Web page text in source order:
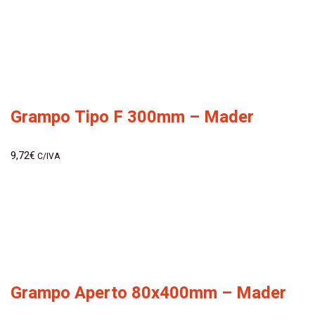
Grampo Tipo F 300mm – Mader
9,72€ C/IVA
Grampo Aperto 80x400mm – Mader